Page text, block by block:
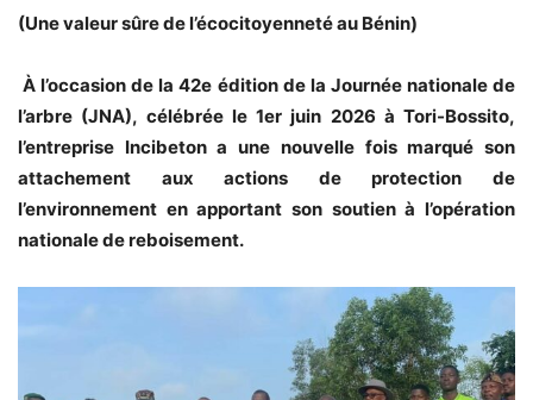
(Une valeur sûre de l’écocitoyen­neté au Bénin)
À l’occasion de la 42e édition de la Journée nationale de
l’arbre (JNA), célébrée le 1er juin 2026 à Tori-Bossito,
l’entreprise Incibeton a une nouvelle fois marqué son
attachement aux actions de protection de
l’environnement en apportant son soutien à l’opération
nationale de reboisement.